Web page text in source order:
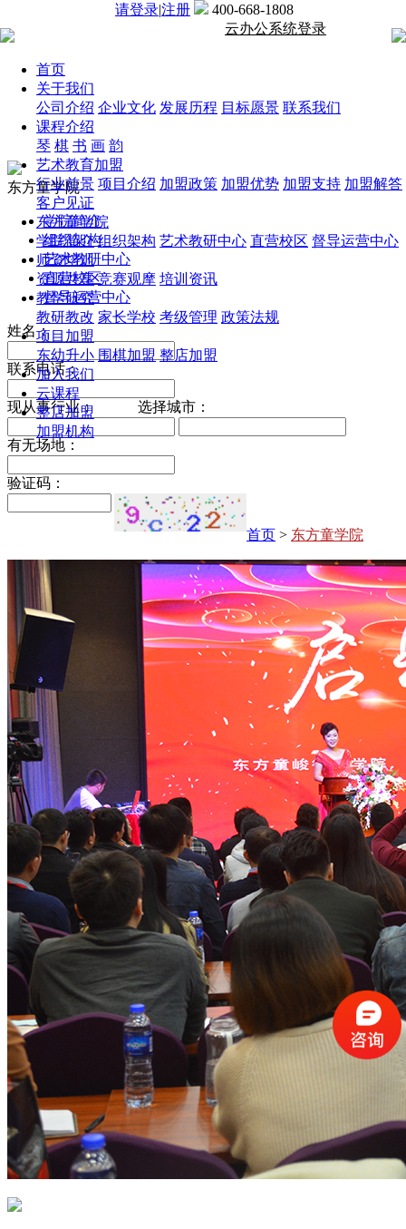
请登录|注册
400-668-1808
云办公系统登录
首页
关于我们
公司介绍 企业文化 发展历程 目标愿景 联系我们
课程介绍
琴 棋 书 画 韵
艺术教育加盟
行业前景 项目介绍 加盟政策 加盟优势 加盟支持 加盟解答
客户见证
东方童学院
学院简介 组织架构 艺术教研中心 直营校区 督导运营中心
师资培训
资源共享 竞赛观摩 培训资讯
教学研究
教研教改 家长学校 考级管理 政策法规
项目加盟
东幼升小 围棋加盟 整店加盟
加入我们
云课程
整店加盟
加盟机构
东方童学院
学院简介
组织架构
艺术教研中心
直营校区
督导运营中心
姓名：
联系电话：
现从事行业： 选择城市：
有无场地：
验证码：
首页 > 东方童学院